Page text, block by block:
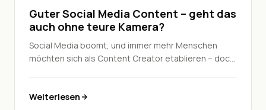
Guter Social Media Content – geht das
auch ohne teure Kamera?
Social Media boomt, und immer mehr Menschen
möchten sich als Content Creator etablieren – doch
wie TikTok, Instagram und YouTube? Die Antwort ist
Weiterlesen